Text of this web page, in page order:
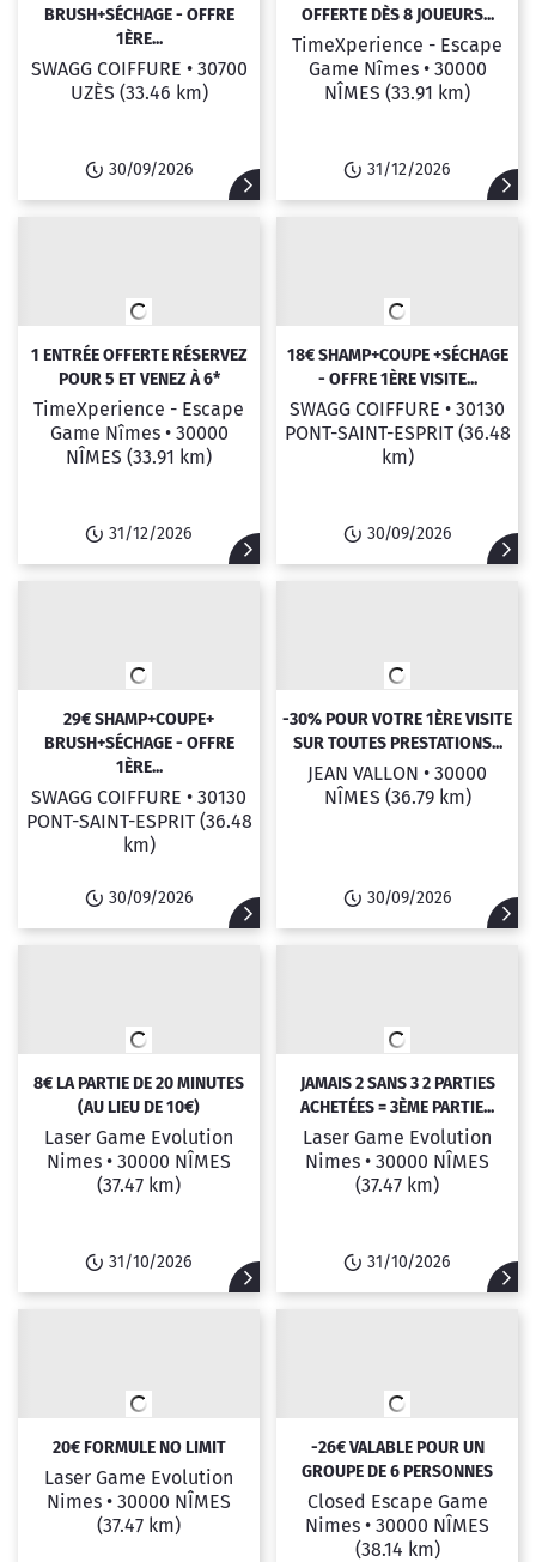
BRUSH+SÉCHAGE - OFFRE
1ÈRE...
SWAGG COIFFURE • 30700
UZÈS (33.46 km)
30/09/2026
OFFERTE DÈS 8 JOUEURS...
TimeXperience - Escape
Game Nîmes • 30000
NÎMES (33.91 km)
31/12/2026
1 ENTRÉE OFFERTE RÉSERVEZ
POUR 5 ET VENEZ À 6*
TimeXperience - Escape
Game Nîmes • 30000
NÎMES (33.91 km)
31/12/2026
18€ SHAMP+COUPE +SÉCHAGE
- OFFRE 1ÈRE VISITE...
SWAGG COIFFURE • 30130
PONT-SAINT-ESPRIT (36.48
km)
30/09/2026
29€ SHAMP+COUPE+
BRUSH+SÉCHAGE - OFFRE
1ÈRE...
SWAGG COIFFURE • 30130
PONT-SAINT-ESPRIT (36.48
km)
30/09/2026
-30% POUR VOTRE 1ÈRE VISITE
SUR TOUTES PRESTATIONS...
JEAN VALLON • 30000
NÎMES (36.79 km)
30/09/2026
8€ LA PARTIE DE 20 MINUTES
(AU LIEU DE 10€)
Laser Game Evolution
Nimes • 30000 NÎMES
(37.47 km)
31/10/2026
JAMAIS 2 SANS 3 2 PARTIES
ACHETÉES = 3ÈME PARTIE...
Laser Game Evolution
Nimes • 30000 NÎMES
(37.47 km)
31/10/2026
20€ FORMULE NO LIMIT
Laser Game Evolution
Nimes • 30000 NÎMES
(37.47 km)
-26€ VALABLE POUR UN
GROUPE DE 6 PERSONNES
Closed Escape Game
Nimes • 30000 NÎMES
(38.14 km)